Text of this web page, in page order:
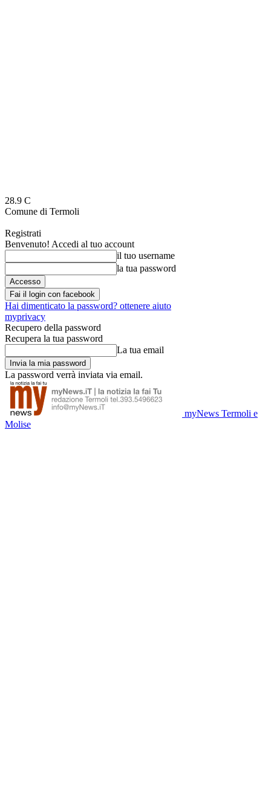
28.9 C
Comune di Termoli
Registrati
Benvenuto! Accedi al tuo account
il tuo username
la tua password
Fai il login con facebook
Hai dimenticato la password? ottenere aiuto
myprivacy
Recupero della password
Recupera la tua password
La tua email
La password verrà inviata via email.
myNews Termoli e
Molise